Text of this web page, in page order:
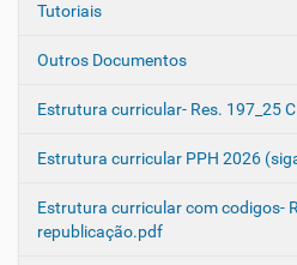
Tutoriais
Outros Documentos
Estrutura curricular- Res. 197_25
Estrutura curricular PPH 2026
Estrutura curricular com codigos-
republicação.pdf